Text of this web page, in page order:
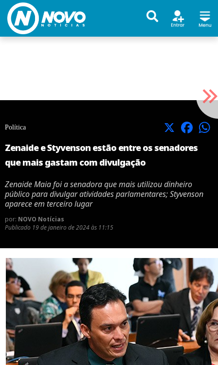
Política X Facebook
Zenaide e Styvenson estão entre os senadores
que mais gastam com divulgação
Zenaide Maia foi a senadora que mais utilizou dinheiro
público para divulgar atividades parlamentares; Styvenson
aparece em terceiro lugar
por: NOVO Notícias
Publicado 19 de janeiro de 2024 às 11:15